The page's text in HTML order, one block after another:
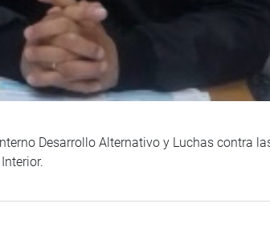
Desarrollo Alternativo y Luchas contra